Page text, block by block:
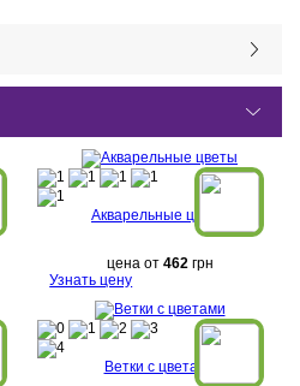
Акварельные цветы
цена от 462грн
Узнать цену
Ветки с цветами